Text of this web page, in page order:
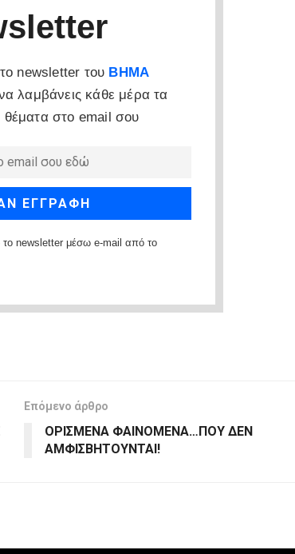
newsletter του ΒΗΜΑ
λαμβάνεις κάθε μέρα τα
θέματα στο email σου
newsletter μέσω e-mail από το
Επόμενο άρθρο
ΟΡΙΣΜΕΝΑ ΦΑΙΝΟΜΕΝΑ…ΠΟΥ ΔΕΝ
ΑΜΦΙΣΒΗΤΟΥΝΤΑΙ!